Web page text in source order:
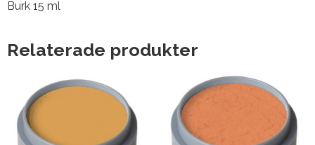
Burk 15 ml
Relaterade produkter